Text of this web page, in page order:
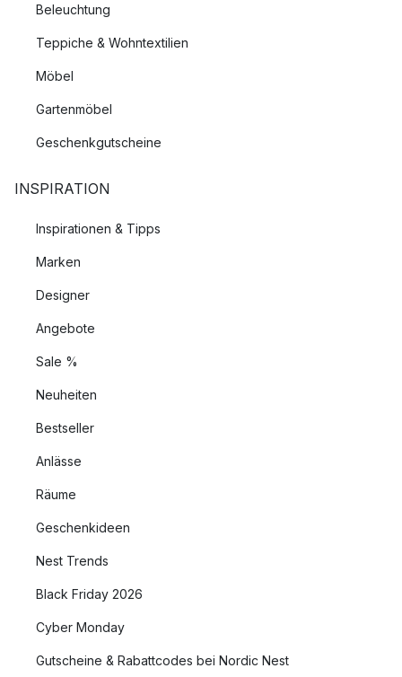
Beleuchtung
Teppiche & Wohntextilien
Möbel
Gartenmöbel
Geschenkgutscheine
INSPIRATION
Inspirationen & Tipps
Marken
Designer
Angebote
Sale %
Neuheiten
Bestseller
Anlässe
Räume
Geschenkideen
Nest Trends
Black Friday 2026
Cyber Monday
Gutscheine & Rabattcodes bei Nordic Nest